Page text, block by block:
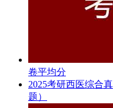
卷平均分
2025考研西医综合
题）